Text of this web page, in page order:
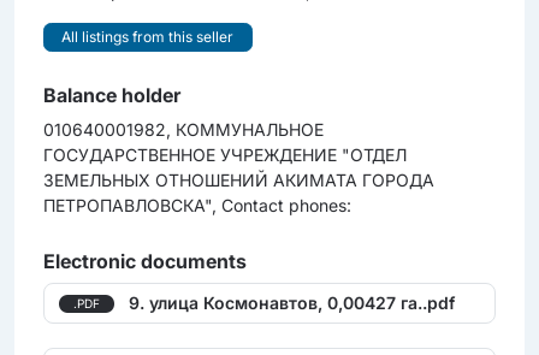
All listings from this seller
Balance holder
010640001982, КОММУНАЛЬНОЕ
ГОСУДАРСТВЕННОЕ УЧРЕЖДЕНИЕ "ОТДЕЛ
ЗЕМЕЛЬНЫХ ОТНОШЕНИЙ АКИМАТА ГОРОДА
ПЕТРОПАВЛОВСКА", Contact phones:
Electronic documents
.PDF 9. улица Космонавтов, 0,00427 га..pdf